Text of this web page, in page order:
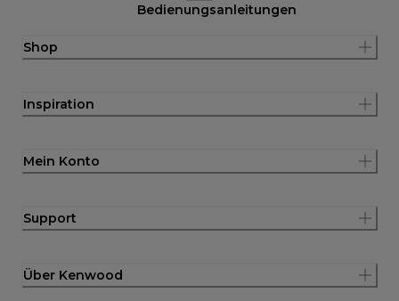
Bedienungsanleitungen
Shop
Inspiration
Mein Konto
Support
Über Kenwood